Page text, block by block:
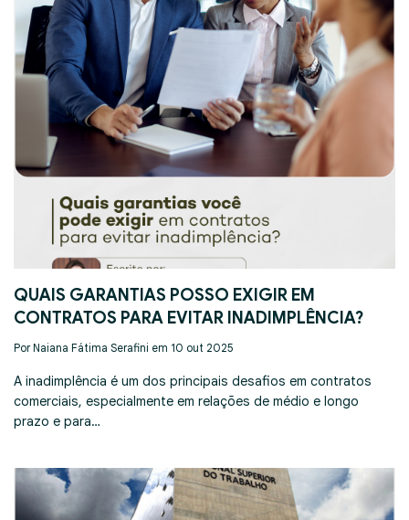
QUAIS GARANTIAS POSSO EXIGIR EM
CONTRATOS PARA EVITAR INADIMPLÊNCIA?
Por Naiana Fátima Serafini em 10 out 2025
A inadimplência é um dos principais desafios em contratos
comerciais, especialmente em relações de médio e longo
prazo e para…